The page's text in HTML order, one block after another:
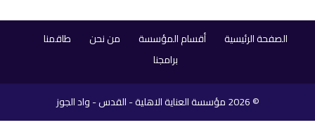
الصفحة الرئيسية أقسام المؤسسة من نحن
طاقمنا
برامجنا
© 2026 مؤسسة العناية الاهلية - القدس - واد الجوز